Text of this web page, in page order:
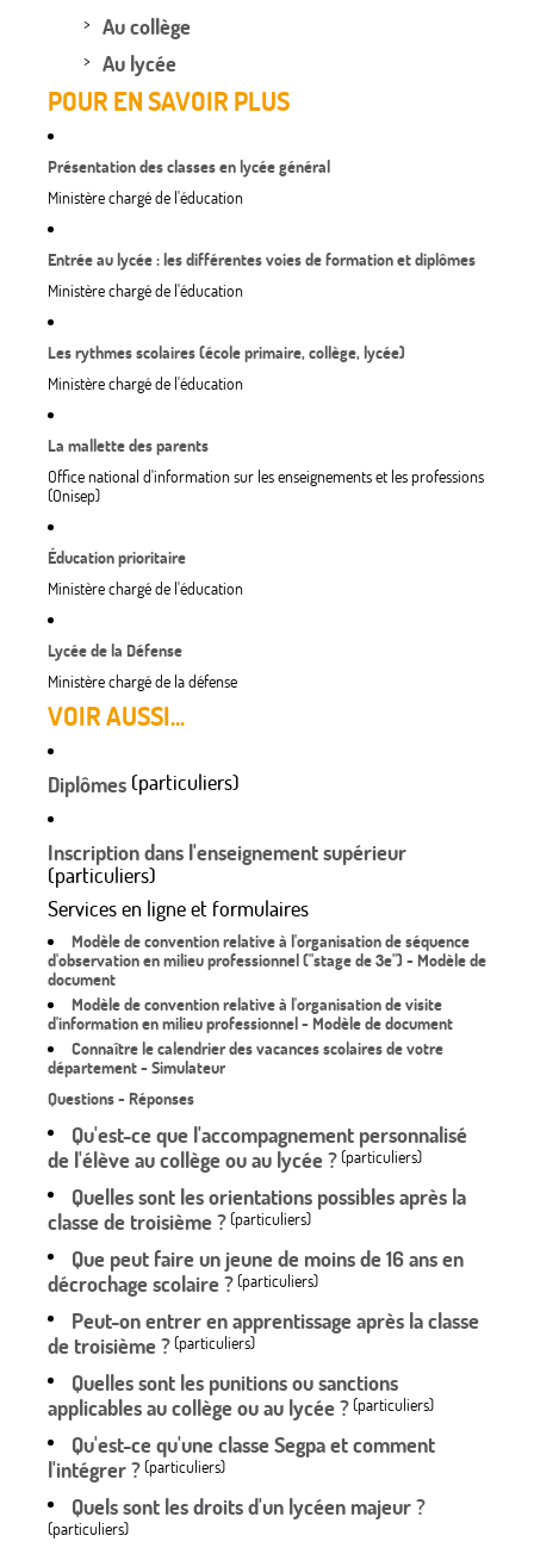
Au collège
Au lycée
POUR EN SAVOIR PLUS
Présentation des classes en lycée général
Ministère chargé de l'éducation
Entrée au lycée : les différentes voies de formation et diplômes
Ministère chargé de l'éducation
Les rythmes scolaires (école primaire, collège, lycée)
Ministère chargé de l'éducation
La mallette des parents
Office national d'information sur les enseignements et les professions
(Onisep)
Éducation prioritaire
Ministère chargé de l'éducation
Lycée de la Défense
Ministère chargé de la défense
VOIR AUSSI...
Diplômes (particuliers)
Inscription dans l'enseignement supérieur
(particuliers)
Services en ligne et formulaires
Modèle de convention relative à l'organisation de séquence
d'observation en milieu professionnel ("stage de 3e") - Modèle de
document
Modèle de convention relative à l'organisation de visite
d'information en milieu professionnel - Modèle de document
Connaître le calendrier des vacances scolaires de votre
département - Simulateur
Questions - Réponses
Qu'est-ce que l'accompagnement personnalisé
de l'élève au collège ou au lycée ?(particuliers)
Quelles sont les orientations possibles après la
classe de troisième ?(particuliers)
Que peut faire un jeune de moins de 16 ans en
décrochage scolaire ?(particuliers)
Peut-on entrer en apprentissage après la classe
de troisième ?(particuliers)
Quelles sont les punitions ou sanctions
applicables au collège ou au lycée ?(particuliers)
Qu'est-ce qu'une classe Segpa et comment
l'intégrer ?(particuliers)
Quels sont les droits d'un lycéen majeur ?
(particuliers)